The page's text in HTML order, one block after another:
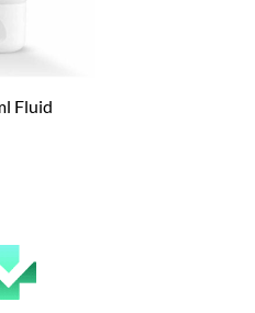
Fluid